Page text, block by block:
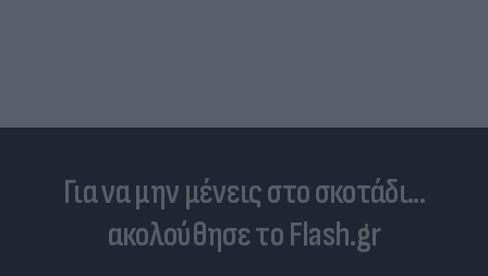
Για να μην μένεις στο σκοτάδι...
ακολούθησε το Flash.gr